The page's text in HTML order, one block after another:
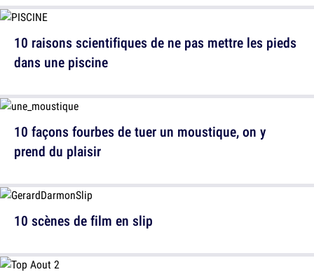
10 raisons scientifiques de ne pas mettre les pieds
dans une piscine
10 scènes de film en slip
10 façons fourbes de tuer un moustique, on y
prend du plaisir